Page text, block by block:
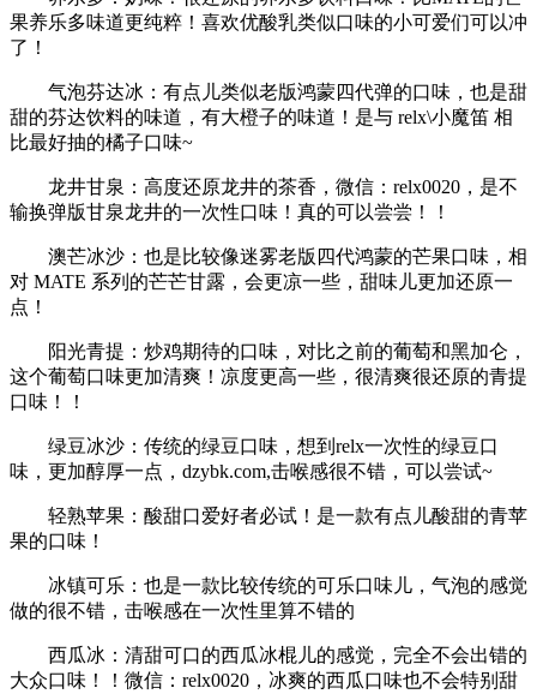
果养乐多味道更纯粹！喜欢优酸乳类似口味的小可爱们可以冲
了！
气泡芬达冰：有点儿类似老版鸿蒙四代弹的口味，也是甜
甜的芬达饮料的味道，有大橙子的味道！是与 relx\小魔笛 相
比最好抽的橘子口味~
龙井甘泉：高度还原龙井的茶香，微信：relx0020，是不
输换弹版甘泉龙井的一次性口味！真的可以尝尝！！
澳芒冰沙：也是比较像迷雾老版四代鸿蒙的芒果口味，相
对 MATE 系列的芒芒甘露，会更凉一些，甜味儿更加还原一
点！
阳光青提：炒鸡期待的口味，对比之前的葡萄和黑加仑，
这个葡萄口味更加清爽！凉度更高一些，很清爽很还原的青提
口味！！
绿豆冰沙：传统的绿豆口味，想到relx一次性的绿豆口
味，更加醇厚一点，dzybk.com,击喉感很不错，可以尝试~
轻熟苹果：酸甜口爱好者必试！是一款有点儿酸甜的青苹
果的口味！
冰镇可乐：也是一款比较传统的可乐口味儿，气泡的感觉
做的很不错，击喉感在一次性里算不错的
西瓜冰：清甜可口的西瓜冰棍儿的感觉，完全不会出错的
大众口味！！微信：relx0020，冰爽的西瓜口味也不会特别甜